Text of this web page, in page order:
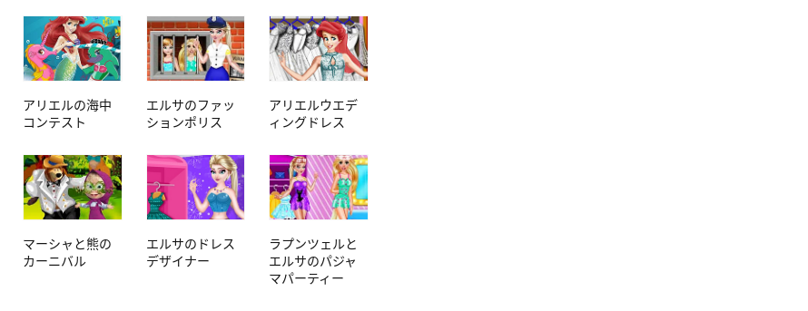
アリエルの海中
コンテスト
エルサのファッ
ションポリス
アリエルウエデ
ィングドレス
マーシャと熊の
カーニバル
エルサのドレス
デザイナー
ラプンツェルと
エルサのパジャ
マパーティー